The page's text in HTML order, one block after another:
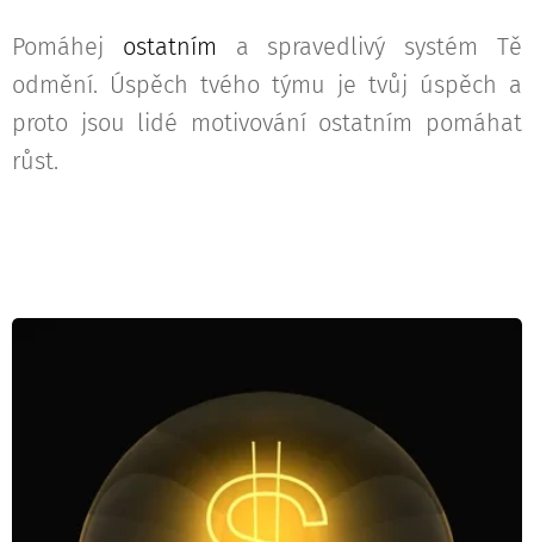
Pomáhej ostatním a spravedlivý systém Tě
odmění. Úspěch tvého týmu je tvůj úspěch a
proto jsou lidé motivování ostatním pomáhat
růst.